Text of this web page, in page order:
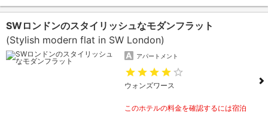
SWロンドンのスタイリッシュなモダンフラット
(Stylish modern flat in SW London)
アパートメント
ウォンズワース
このホテルの料金を確認するには宿泊